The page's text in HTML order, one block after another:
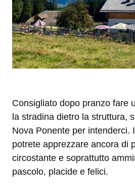
Consigliato dopo pranzo fare
la stradina dietro la struttura,
Nova Ponente per intenderci.
potrete apprezzare ancora di
circostante e soprattutto
pascolo, placide e felici.